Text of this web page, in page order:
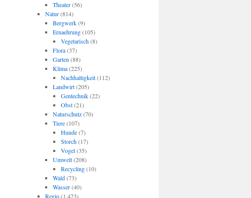
Theater(56)
Natur(814)
Bergwerk(9)
Ernaehrung(105)
Vegetarisch(8)
Flora(37)
Garten (88)
Klima(225)
Nachhaltigkeit(112)
Landwirt(205)
Gentechnik(22)
Obst(21)
Naturschutz(70)
Tiere(107)
Hunde(7)
Storch(17)
Vogel(35)
Umwelt(208)
Recycling(10)
Wald(73)
Wasser(40)
Regio(1.423)